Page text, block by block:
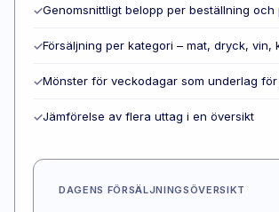
✓Genomsnittligt belopp per beställning och
✓Försäljning per kategori – mat, dryck, vin,
✓Mönster för veckodagar som underlag
✓Jämförelse av flera uttag i en översikt
DAGENS FÖRSÄLJNINGSÖVERSIKT